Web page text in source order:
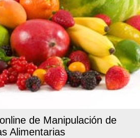
de Manipulación de
Alimentarias